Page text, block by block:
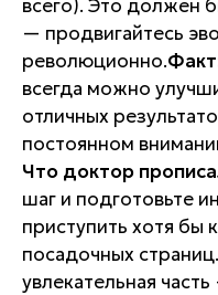
всего). Это должен
— продвигайтесь
революционно.
всегда можно
отличных
постоянном
Что доктор
шаг и подготовьте
приступить хотя бы
посадочных
увлекательная